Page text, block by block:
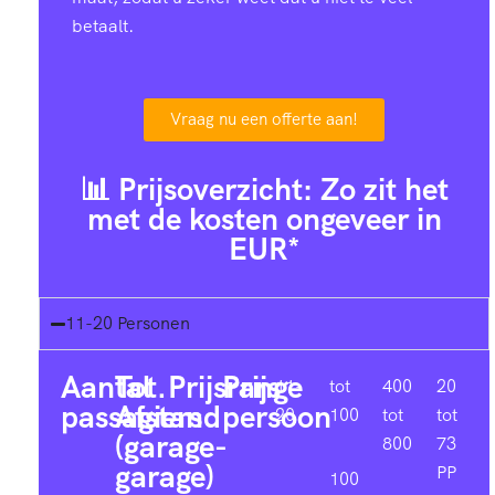
betaalt.
Vraag nu een offerte aan!
📊 Prijsoverzicht: Zo zit het
met de kosten ongeveer in
EUR*
11-20 Personen
Aantal
passagiers
Tot.
Afstand
(garage-
garage)
Prijsrange
Prijs
persoon
11-
20
tot
100
100
400
tot
800
20
tot
73
PP